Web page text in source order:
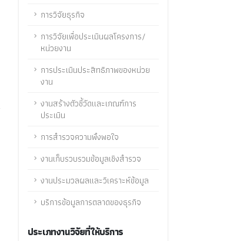
การวิจัยธุรกิจ
การวิจัยเพื่อประเมินผลโครงการ/
หน่วยงาน
การประเมินประสิทธิภาพของหน่วย
งาน
งานสร้างตัวชี้วัดและเกณฑ์การ
ประเมิน
การสำรวจความพึงพอใจ
งานเก็บรวบรวมข้อมูลเชิงสำรวจ
งานประมวลผลและวิเคราะห์ข้อมูล
บริการข้อมูลการตลาดของธุรกิจ
ประเภทงานวิจัยที่ให้บริการ